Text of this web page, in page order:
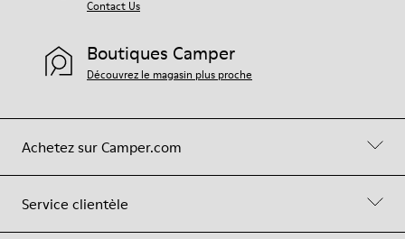
Achetez sur Camper.com
Service clientèle
Contact Us
Boutiques Camper
Découvrez le magasin plus proche